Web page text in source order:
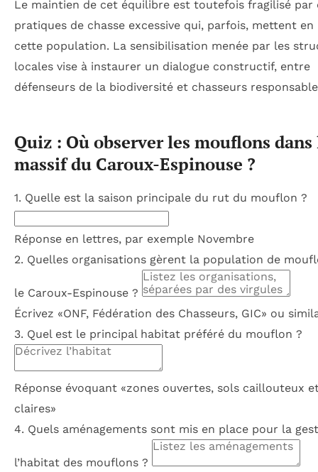
Le maintien de cet équilibre est toutefois fragilisé par
pratiques de chasse excessive qui, parfois, mettent en
cette population. La sensibilisation menée par les
locales vise à instaurer un dialogue constructif, entre
défenseurs de la biodiversité et chasseurs
Quiz : Où observer les mouflons dans
massif du Caroux-Espinouse ?
1. Quelle est la saison principale du rut du mouflon ?
Réponse en lettres, par exemple Novembre
2. Quelles organisations gèrent la population de
le Caroux-Espinouse ?
Écrivez «ONF, Fédération des Chasseurs, GIC» ou
3. Quel est le principal habitat préféré du mouflon ?
Réponse évoquant «zones ouvertes, sols caillouteux
claires»
4. Quels aménagements sont mis en place pour la
l’habitat des mouflons ?